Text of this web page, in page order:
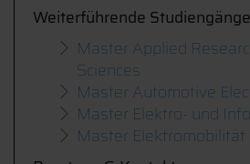
Weiterführende Studiengänge
Master Applied
Sciences
Master Automotive
Master Elektro- und
Master Elektromobilität